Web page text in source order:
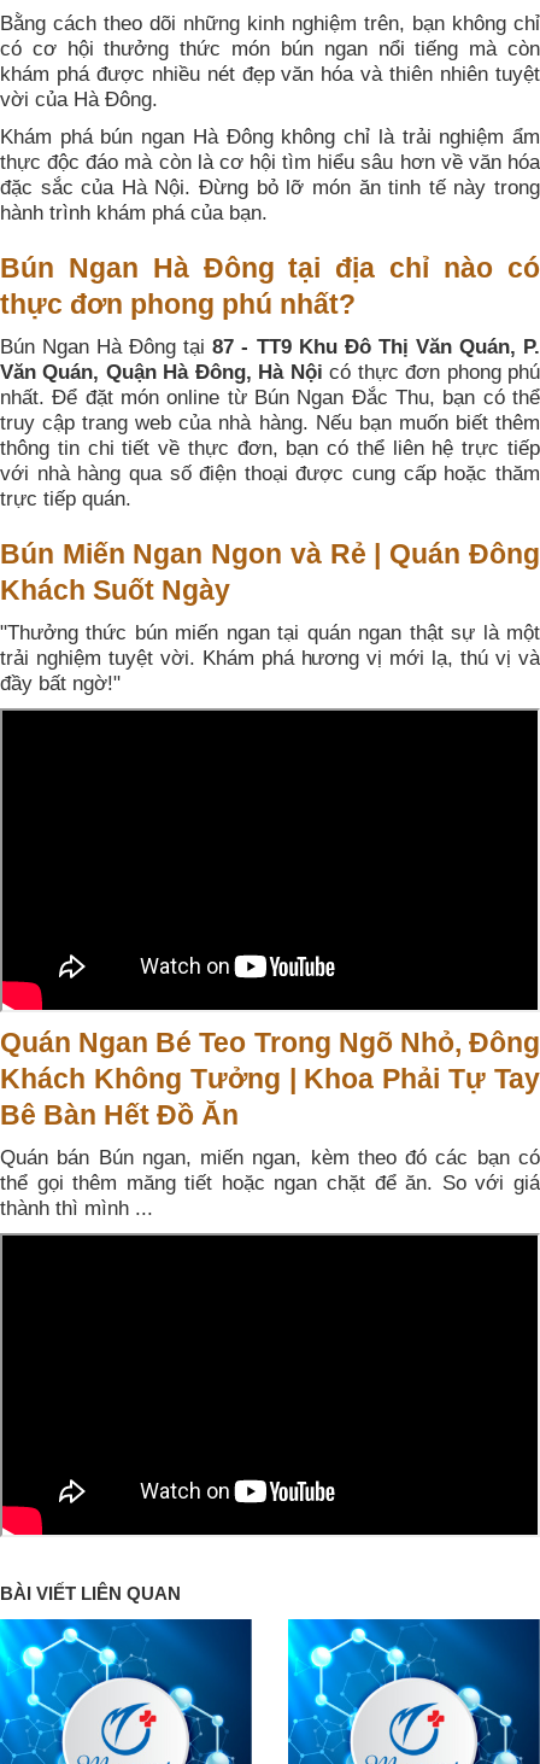
Bằng cách theo dõi những kinh nghiệm trên, bạn không chỉ
có cơ hội thưởng thức món bún ngan nổi tiếng mà còn
khám phá được nhiều nét đẹp văn hóa và thiên nhiên tuyệt
vời của Hà Đông.
Khám phá bún ngan Hà Đông không chỉ là trải nghiệm ẩm
thực độc đáo mà còn là cơ hội tìm hiểu sâu hơn về văn hóa
đặc sắc của Hà Nội. Đừng bỏ lỡ món ăn tinh tế này trong
hành trình khám phá của bạn.
Bún Ngan Hà Đông tại địa chỉ nào có
thực đơn phong phú nhất?
Bún Ngan Hà Đông tại87 - TT9 Khu Đô Thị Văn Quán, P.
Văn Quán, Quận Hà Đông, Hà Nội có thực đơn phong phú
nhất. Để đặt món online từ Bún Ngan Đắc Thu, bạn có thể
truy cập trang web của nhà hàng. Nếu bạn muốn biết thêm
thông tin chi tiết về thực đơn, bạn có thể liên hệ trực tiếp
với nhà hàng qua số điện thoại được cung cấp hoặc thăm
trực tiếp quán.
Bún Miến Ngan Ngon và Rẻ | Quán Đông
Khách Suốt Ngày
"Thưởng thức bún miến ngan tại quán ngan thật sự là một
trải nghiệm tuyệt vời. Khám phá hương vị mới lạ, thú vị và
đầy bất ngờ!"
Quán Ngan Bé Teo Trong Ngõ Nhỏ, Đông
Khách Không Tưởng | Khoa Phải Tự Tay
Bê Bàn Hết Đồ Ăn
Quán bán Bún ngan, miến ngan, kèm theo đó các bạn có
thể gọi thêm măng tiết hoặc ngan chặt để ăn. So với giá
thành thì mình ...
BÀI VIẾT LIÊN QUAN